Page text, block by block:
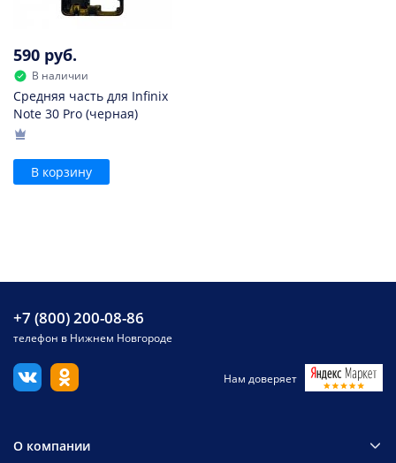
590 руб.
В наличии
Средняя часть для Infinix
Note 30 Pro (черная)
В корзину
+7 (800) 200-08-86
телефон в Нижнем Новгороде
Нам доверяет
О компании